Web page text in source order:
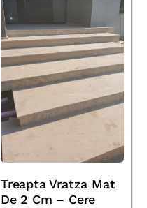
Treapta Vratza Mat
De 2 Cm – Cere